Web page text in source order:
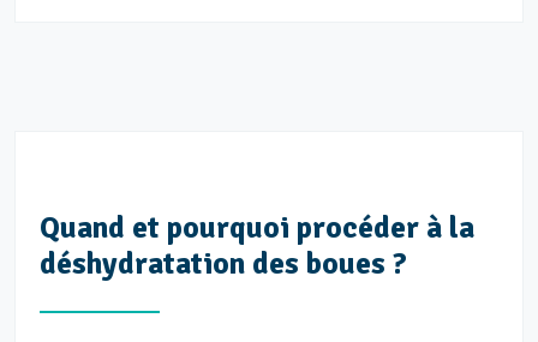
Quand et pourquoi procéder à la
déshydratation des boues ?